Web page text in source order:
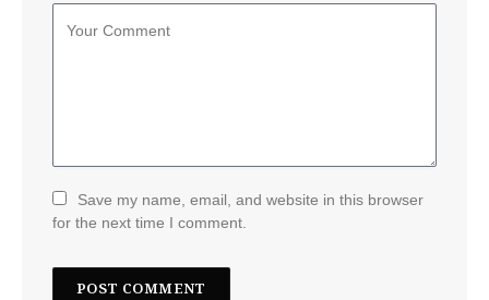
Save my name, email, and website in this browser
for the next time I comment.